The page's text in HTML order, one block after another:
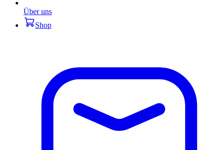
Über uns
Shop